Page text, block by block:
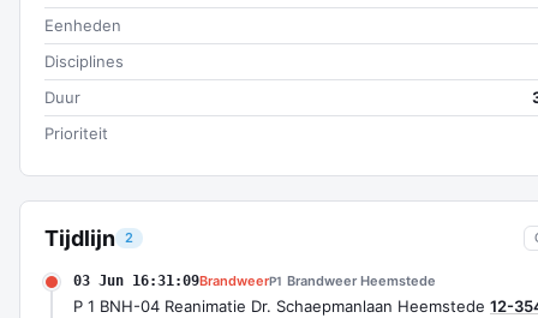
Tijdlijn 2
03 Jun 16:31:09BrandweerP1 Brandweer Heemstede
P 1 BNH-04 Reanimatie Dr. Schaepmanlaan Heemstede 12-
Eenheden
Disciplines
Duur
Prioriteit